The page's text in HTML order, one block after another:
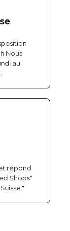
Nous
au
répond
Shops"